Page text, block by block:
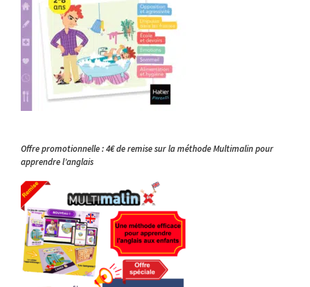
Offre promotionnelle : 4€ de remise sur la méthode Multimalin pour
apprendre l’anglais